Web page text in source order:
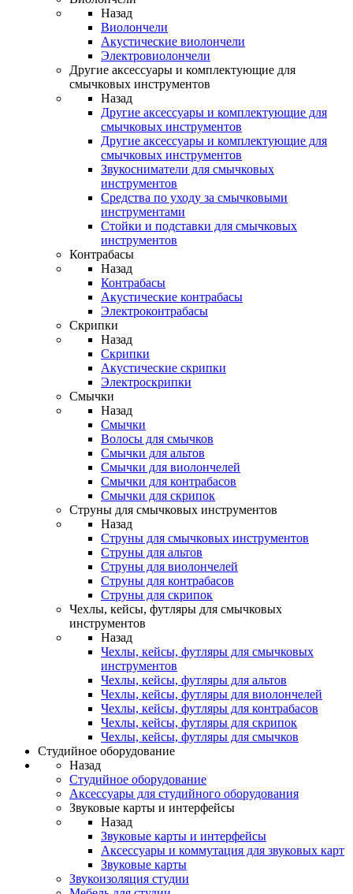
Назад
Виолончели
Акустические виолончели
Электровиолончели
Другие аксессуары и комплектующие для
смычковых инструментов
Назад
Другие аксессуары и комплектующие для
смычковых инструментов
Другие аксессуары и комплектующие для
смычковых инструментов
Звукосниматели для смычковых
инструментов
Средства по уходу за смычковыми
инструментами
Стойки и подставки для смычковых
инструментов
Контрабасы
Назад
Контрабасы
Акустические контрабасы
Электроконтрабасы
Скрипки
Назад
Скрипки
Акустические скрипки
Электроскрипки
Смычки
Назад
Смычки
Волосы для смычков
Смычки для альтов
Смычки для виолончелей
Смычки для контрабасов
Смычки для скрипок
Струны для смычковых инструментов
Назад
Струны для смычковых инструментов
Струны для альтов
Струны для виолончелей
Струны для контрабасов
Струны для скрипок
Чехлы, кейсы, футляры для смычковых
инструментов
Назад
Чехлы, кейсы, футляры для смычковых
инструментов
Чехлы, кейсы, футляры для альтов
Чехлы, кейсы, футляры для виолончелей
Чехлы, кейсы, футляры для контрабасов
Чехлы, кейсы, футляры для скрипок
Чехлы, кейсы, футляры для смычков
Студийное оборудование
Назад
Студийное оборудование
Аксессуары для студийного оборудования
Звуковые карты и интерфейсы
Назад
Звуковые карты и интерфейсы
Аксессуары и коммутация для звуковых карт
Звуковые карты
Звукоизоляция студии